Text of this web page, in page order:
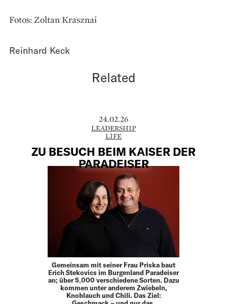
Fotos: Zoltan Krasznai
Reinhard Keck
Related
24.02.26
LEADERSHIP
LIFE
ZU BESUCH BEIM KAISER DER
PARADEISER
Gemeinsam mit seiner Frau Priska baut
Erich Stekovics im Burgenland Paradeiser
an; über 5.000 verschiedene Sorten. Dazu
kommen unter anderem Zwiebeln,
Knoblauch und Chili. Das Ziel: